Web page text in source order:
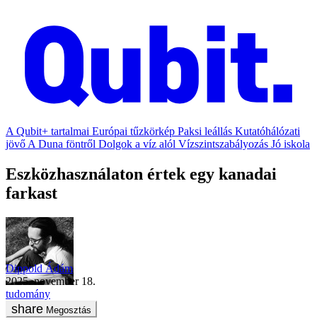
A Qubit+ tartalmai Európai tűzkörkép Paksi leállás Kutatóhálózati
jövő A Duna föntről Dolgok a víz alól Vízszintszabályozás Jó iskola
Eszközhasználaton értek egy kanadai
farkast
Dippold Ádám
2025. november 18.
tudomány
Megosztás